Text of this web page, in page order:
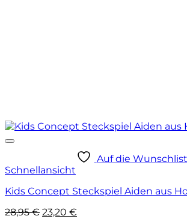
Auf die
Schnellansicht
Kids Concept Steckspiel Aiden aus
28,95€ Ursprünglicher
23,20 €